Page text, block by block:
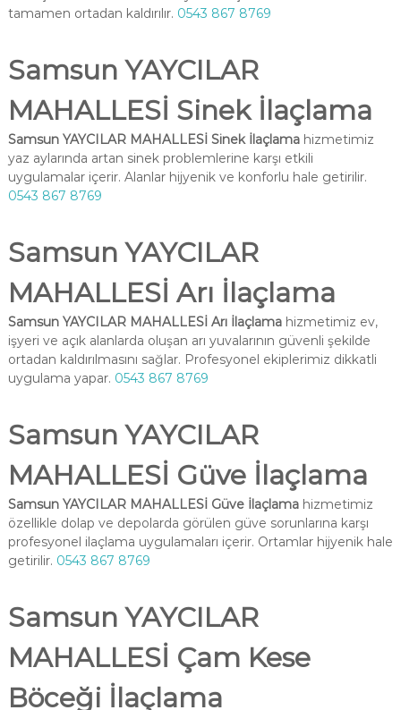
tamamen ortadan kaldırılır. 0543 867 8769
Samsun YAYCILAR
MAHALLESİ Sinek İlaçlama
Samsun YAYCILAR MAHALLESİ Sinek İlaçlamahizmetimiz
yaz aylarında artan sinek problemlerine karşı etkili
uygulamalar içerir. Alanlar hijyenik ve konforlu hale getirilir.
0543 867 8769
Samsun YAYCILAR
MAHALLESİ Arı İlaçlama
Samsun YAYCILAR MAHALLESİ Arı İlaçlamahizmetimiz ev,
işyeri ve açık alanlarda oluşan arı yuvalarının güvenli şekilde
ortadan kaldırılmasını sağlar. Profesyonel ekiplerimiz dikkatli
uygulama yapar. 0543 867 8769
Samsun YAYCILAR
MAHALLESİ Güve İlaçlama
Samsun YAYCILAR MAHALLESİ Güve İlaçlamahizmetimiz
özellikle dolap ve depolarda görülen güve sorunlarına karşı
profesyonel ilaçlama uygulamaları içerir. Ortamlar hijyenik hale
getirilir. 0543 867 8769
Samsun YAYCILAR
MAHALLESİ Çam Kese
Böceği İlaçlama